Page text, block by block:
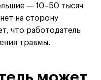
— 10–50 тысяч
на сторону
что работодатель
травмы.